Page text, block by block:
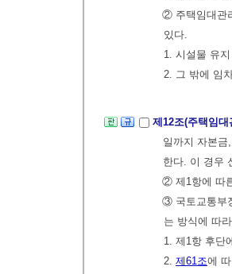
② 주택임대관
있다.
1. 시설물 유
2. 그 밖에 임
제12조(주택임
일까지 자본
한다. 이 경우
② 제1항에 따
③ 국토교통부
는 방식에 따
1. 제1항 후단
2. 제61조에